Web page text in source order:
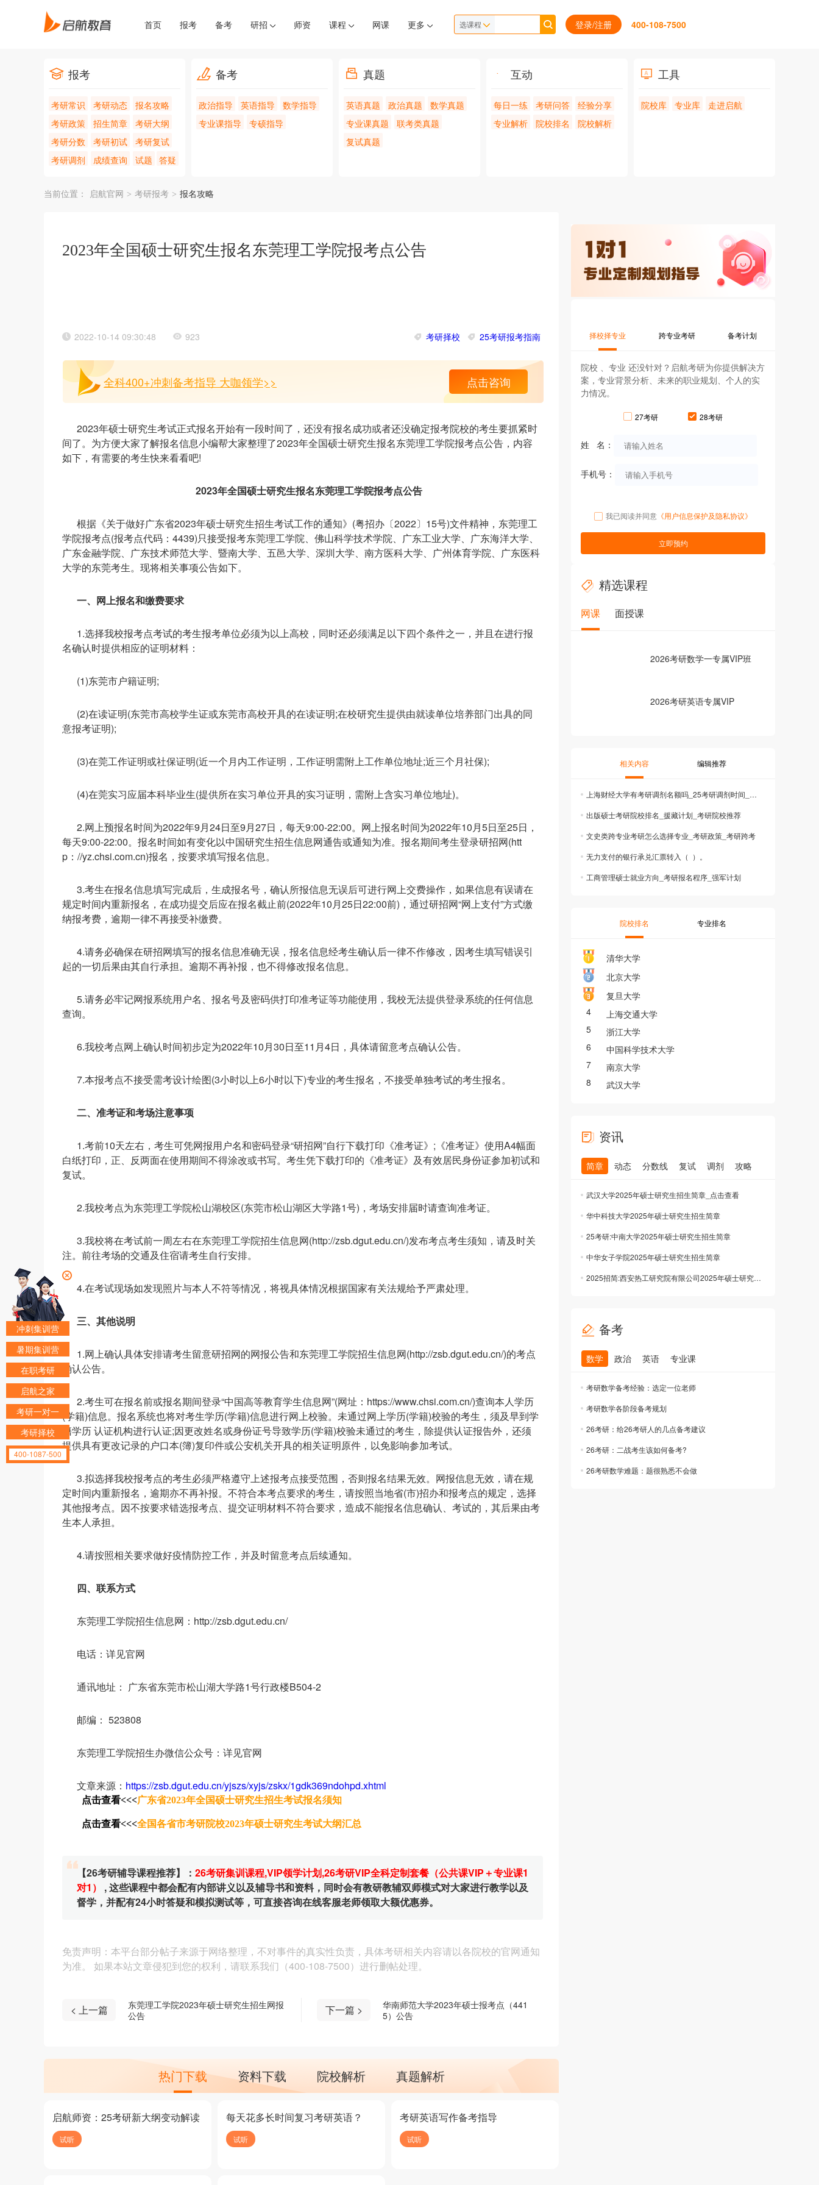
首页 报考 备考 研招 师资 课程 网课 更多 选课程 登录/注册 400-108-7500
报考
考研常识 考研动态
报名攻略
考研政策
招生简章
考研大纲
考研分数
考研初试
考研复试
考研调剂
成绩查询 试题 答疑
备考
政治指导 英语指导
数学指导
专业课指导
专硕指导
真题
英语真题 政治真题
数学真题
专业课真题
联考类真题
复试真题
互动
每日一练 考研问答
经验分享
专业解析
院校排名 院校解析
工具
院校库 专业库 走进启航
当前位置： 启航官网 > 考研报考 > 报名攻略
2023年全国硕士研究生报名东莞理工学院报考点公告
2022-10-14 09:30:48 923 考研择校 25考研报考指南
全科400+冲刺备考指导 大咖领学>> 点击咨询
2023年硕士研究生考试正式报名开始有一段时间了，还没有报名成功或者还没确定报考院校的考生要抓紧时
间了。为方便大家了解报名信息小编帮大家整理了2023年全国硕士研究生报名东莞理工学院报考点公告，内容
如下，有需要的考生快来看看吧!
2023年全国硕士研究生报名东莞理工学院报考点公告
根据《关于做好广东省2023年硕士研究生招生考试工作的通知》(粤招办〔2022〕15号)文件精神，东莞理工
学院报考点(报考点代码：4439)只接受报考东莞理工学院、佛山科学技术学院、广东工业大学、广东海洋大学、
广东金融学院、广东技术师范大学、暨南大学、五邑大学、深圳大学、南方医科大学、广州体育学院、广东医科
大学的东莞考生。现将相关事项公告如下。
一、网上报名和缴费要求
1.选择我校报考点考试的考生报考单位必须为以上高校，同时还必须满足以下四个条件之一，并且在进行报
名确认时提供相应的证明材料：
(1)东莞市户籍证明;
(2)在读证明(东莞市高校学生证或东莞市高校开具的在读证明;在校研究生提供由就读单位培养部门出具的同
意报考证明);
(3)在莞工作证明或社保证明(近一个月内工作证明，工作证明需附上工作单位地址;近三个月社保);
(4)在莞实习应届本科毕业生(提供所在实习单位开具的实习证明，需附上含实习单位地址)。
2.网上预报名时间为2022年9月24日至9月27日，每天9:00-22:00。网上报名时间为2022年10月5日至25日，
每天9:00-22:00。报名时间如有变化以中国研究生招生信息网通告或通知为准。报名期间考生登录研招网(htt
p：//yz.chsi.com.cn)报名，按要求填写报名信息。
3.考生在报名信息填写完成后，生成报名号，确认所报信息无误后可进行网上交费操作，如果信息有误请在
规定时间内重新报名，在成功提交后应在报名截止前(2022年10月25日22:00前)，通过研招网“网上支付”方式缴
纳报考费，逾期一律不再接受补缴费。
4.请务必确保在研招网填写的报名信息准确无误，报名信息经考生确认后一律不作修改，因考生填写错误引
起的一切后果由其自行承担。逾期不再补报，也不得修改报名信息。
5.请务必牢记网报系统用户名、报名号及密码供打印准考证等功能使用，我校无法提供登录系统的任何信息
查询。
6.我校考点网上确认时间初步定为2022年10月30日至11月4日，具体请留意考点确认公告。
7.本报考点不接受需考设计绘图(3小时以上6小时以下)专业的考生报名，不接受单独考试的考生报名。
二、准考证和考场注意事项
1.考前10天左右，考生可凭网报用户名和密码登录“研招网”自行下载打印《准考证》;《准考证》使用A4幅面
白纸打印，正、反两面在使用期间不得涂改或书写。考生凭下载打印的《准考证》及有效居民身份证参加初试和
复试。
2.我校考点为东莞理工学院松山湖校区(东莞市松山湖区大学路1号)，考场安排届时请查询准考证。
3.我校将在考试前一周左右在东莞理工学院招生信息网(http://zsb.dgut.edu.cn/)发布考点考生须知，请及时关
注。前往考场的交通及住宿请考生自行安排。
4.在考试现场如发现照片与本人不符等情况，将视具体情况根据国家有关法规给予严肃处理。
三、其他说明
1.网上确认具体安排请考生留意研招网的网报公告和东莞理工学院招生信息网(http://zsb.dgut.edu.cn/)的考点
确认公告。
2.考生可在报名前或报名期间登录“中国高等教育学生信息网”(网址：https://www.chsi.com.cn/)查询本人学历
(学籍)信息。报名系统也将对考生学历(学籍)信息进行网上校验。未通过网上学历(学籍)校验的考生，须及早到学
籍学历 认证机构进行认证;因更改姓名或身份证号导致学历(学籍)校验未通过的考生，除提供认证报告外，还须
提供具有更改记录的户口本(簿)复印件或公安机关开具的相关证明原件，以免影响参加考试。
3.拟选择我校报考点的考生必须严格遵守上述报考点接受范围，否则报名结果无效。网报信息无效，请在规
定时间内重新报名，逾期亦不再补报。不符合本考点要求的考生，请按照当地省(市)招办和报考点的规定，选择
其他报考点。因不按要求错选报考点、提交证明材料不符合要求，造成不能报名信息确认、考试的，其后果由考
生本人承担。
4.请按照相关要求做好疫情防控工作，并及时留意考点后续通知。
四、联系方式
东莞理工学院招生信息网：http://zsb.dgut.edu.cn/
电话：详见官网
通讯地址： 广东省东莞市松山湖大学路1号行政楼B504-2
邮编： 523808
东莞理工学院招生办微信公众号：详见官网
文章来源： https://zsb.dgut.edu.cn/yjszs/xyjs/zskx/1gdk369ndohpd.xhtml
点击查看<<<广东省2023年全国硕士研究生招生考试报名须知
点击查看<<<全国各省市考研院校2023年硕士研究生考试大纲汇总
【26考研辅导课程推荐】： 26考研集训课程,VIP领学计划,26考研VIP全科定制套餐（公共课VIP＋专业课1
对1）
, 这些课程中都会配有内部讲义以及辅导书和资料，同时会有教研教辅双师模式对大家进行教学以及
督学，并配有24小时答疑和模拟测试等，可直接咨询在线客服老师领取大额优惠券。
免责声明：本平台部分帖子来源于网络整理，不对事件的真实性负责，具体考研相关内容请以各院校的官网通知
为准。 如果本站文章侵犯到您的权利，请联系我们（400-108-7500）进行删帖处理。
< 上一篇
东莞理工学院2023年硕士研究生招生网报
公告
下一篇 >
华南师范大学2023年硕士报考点（441
5）公告
热门下载 资料下载 院校解析 真题解析
启航师资：25考研新大纲变动解读
试听
每天花多长时间复习考研英语？
试听
考研英语写作备考指导
试听
择校择专业 跨专业考研 备考计划
院校 、专业 还没针对？启航考研为你提供解决方
案，专业背景分析、未来的职业规划、个人的实
力情况。
27考研 28考研
姓 名：
手机号：
我已阅读并同意 《用户信息保护及隐私协议》
立即预约
精选课程
网课 面授课
2026考研数学一专属VIP班
2026考研英语专属VIP
相关内容 编辑推荐
上海财经大学有考研调剂名额吗_25考研调剂时间_考研复试调剂
出版硕士考研院校排名_援藏计划_考研院校推荐
文史类跨专业考研怎么选择专业_考研政策_考研跨考
无力支付的银行承兑汇票转入（ ）。
工商管理硕士就业方向_考研报名程序_强军计划
院校排名 专业排名
清华大学
北京大学
复旦大学
4
上海交通大学
5
浙江大学
6
中国科学技术大学
7
南京大学
8
武汉大学
资讯
简章 动态 分数线 复试 调剂 攻略
武汉大学2025年硕士研究生招生简章_点击查看
华中科技大学2025年硕士研究生招生简章
25考研:中南大学2025年硕士研究生招生简章
中华女子学院2025年硕士研究生招生简章
2025招简:西安热工研究院有限公司2025年硕士研究生招生简章
备考
数学 政治 英语 专业课
考研数学备考经验：选定一位老师
考研数学各阶段备考规划
26考研：给26考研人的几点备考建议
26考研：二战考生该如何备考?
26考研数学难题：题很熟悉不会做
冲刺集训营
暑期集训营
在职考研
启航之家
考研一对一
考研择校
400-1087-500